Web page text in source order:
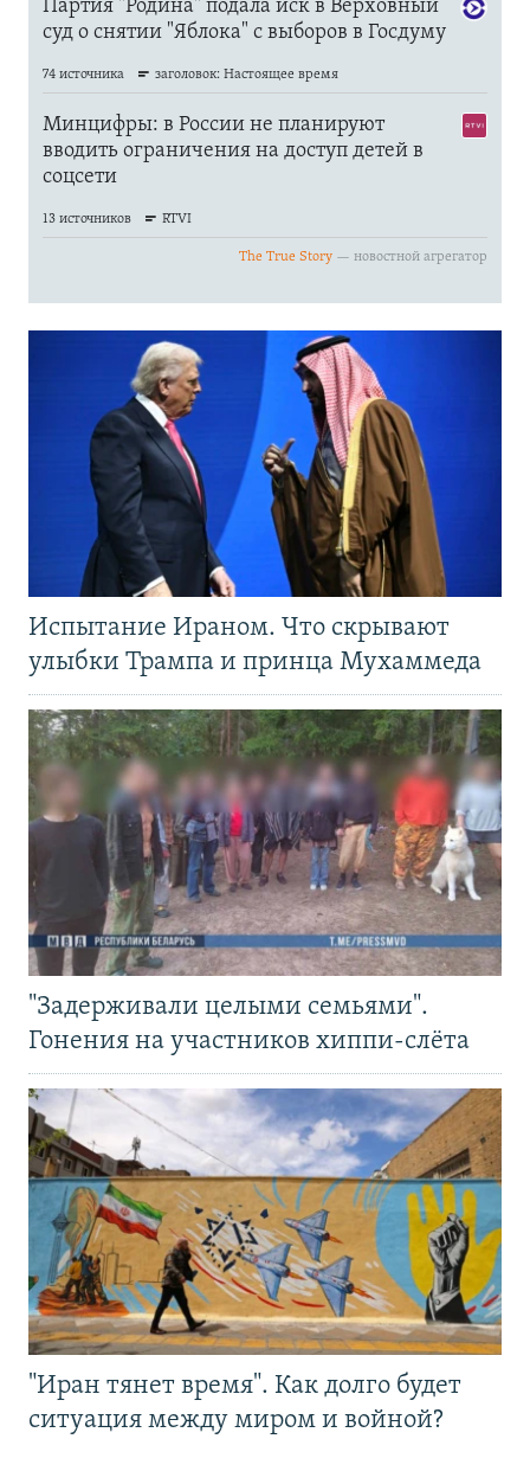
Испытание Ираном. Что скрывают
улыбки Трампа и принца Мухаммеда
"Задерживали целыми семьями".
Гонения на участников хиппи-слёта
"Иран тянет время". Как долго будет
ситуация между миром и войной?